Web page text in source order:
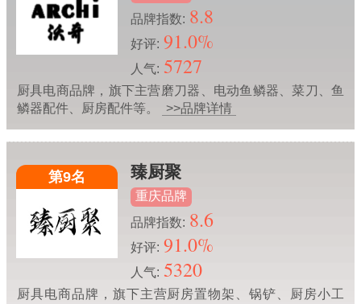
品牌指数: 8.8
好评: 91.0%
人气: 5727
厨具电商品牌，旗下主营磨刀器、电动鱼鳞器、菜刀、鱼
鳞器配件、厨房配件等。
>>品牌详情
第9名 臻厨聚
重庆品牌
品牌指数: 8.6
好评: 91.0%
人气: 5320
厨具电商品牌，旗下主营厨房置物架、锅铲、厨房小工